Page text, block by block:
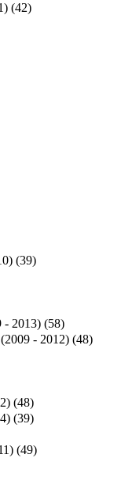
(42)
(39)
- 2013) (58)
- 2012) (48)
(48)
(39)
(49)